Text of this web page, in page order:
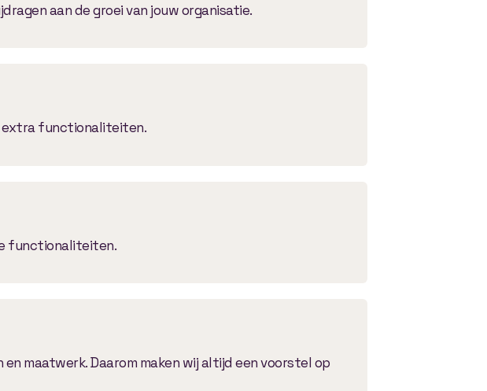
aan de groei van jouw organisatie.
extra functionaliteiten.
functionaliteiten.
maatwerk. Daarom maken wij altijd een voorstel op